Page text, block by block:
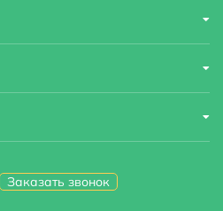
Заказать звонок